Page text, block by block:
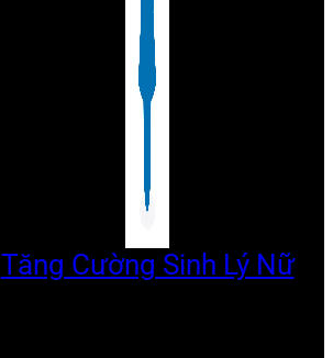
Tăng Cường Sinh Lý Nữ